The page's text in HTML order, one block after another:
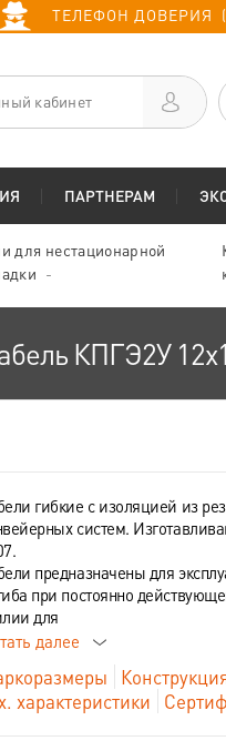
ТЕЛЕФОН ДОВЕРИЯ
кабинет
ПАРТНЕРАМ
для нестационарной
КПГЭ2У
гибкие с изоляцией из
систем.
предназначены для
при постоянно
для
далее
характеристики